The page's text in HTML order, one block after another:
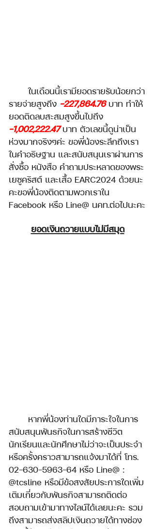
รายจ่ายสูงถึง -227,864.76 บาท ทำให้
ยอดติดลบสะสมสูงขึ้นไปถึง
-1,002,222.47 บาท ตัวเลขนี้ดูน่าเป็น
ห่วงมากจริงๆค่ะ ขอพี่น้องระลึกถึงเรา
ในคำอธิษฐาน และสนับสนุนเราผ่านการ
สั่งซื้อ หนังสือ คำถามประหลาดของพระ
เยซูคริสต์ และเสื้อ EARC2024 ด้วยนะ
คะขอพี่น้องติดตามพวกเราใน
Facebook หรือ Line@ นคท.ต่อไปนะคะ
ยอดเงินถวายแบบไม่มีสมุด
สนับสนุนพันธกิจในการสร้างชีวิต
นักเรียนและนักศึกษาไม่ว่าจะเป็นประจำ
หรือครั้งคราวสามารถแจ้งมาได้ที่ โทร.
02-630-5963-64 หรือ Line@ :
@tcsline หรือมีข้อสงสัยประการใดเพิ่ม
เติมเกี่ยวกับพันธกิจสามารถติดต่อ
สอบถามเข้ามาทางไลน์ได้เลยนะคะ รวม
ถึงสามารถส่งสลิปเงินถวายได้ทางช่อง